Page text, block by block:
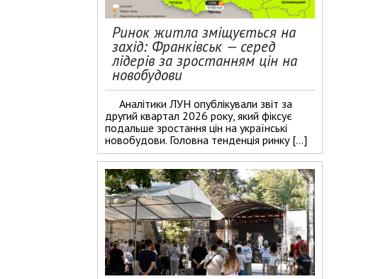
Ринок житла зміщується на
захід: Франківськ — серед
лідерів за зростанням цін на
новобудови
Аналітики ЛУН опублікували звіт за
другий квартал 2026 року, який фіксує
подальше зростання цін на українські
новобудови. Головна тенденція ринку […]